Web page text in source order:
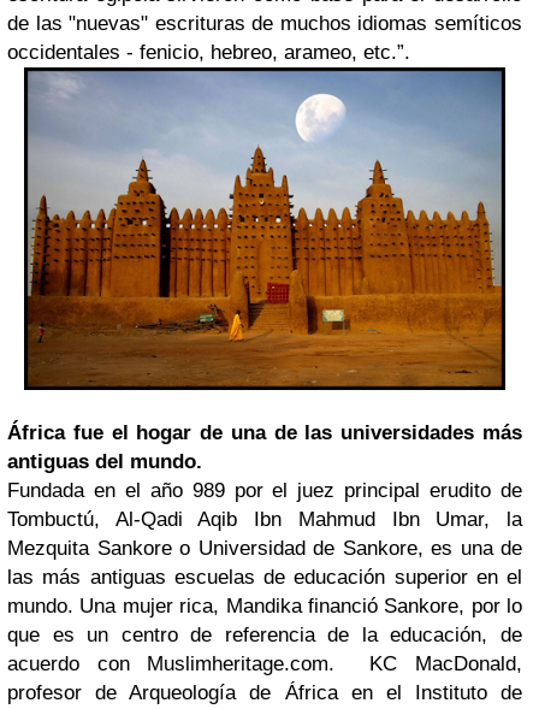
de las "nuevas" escrituras de muchos idiomas semíticos
occidentales - fenicio, hebreo, arameo, etc.”.
África fue el hogar de una de las universidades más
antiguas del mundo.
Fundada en el año 989 por el juez principal erudito de
Tombuctú, Al-Qadi Aqib Ibn Mahmud Ibn Umar, la
Mezquita Sankore o Universidad de Sankore, es una de
las más antiguas escuelas de educación superior en el
mundo. Una mujer rica, Mandika financió Sankore, por lo
que es un centro de referencia de la educación, de
acuerdo con Muslimheritage.com. KC MacDonald,
profesor de Arqueología de África en el Instituto de